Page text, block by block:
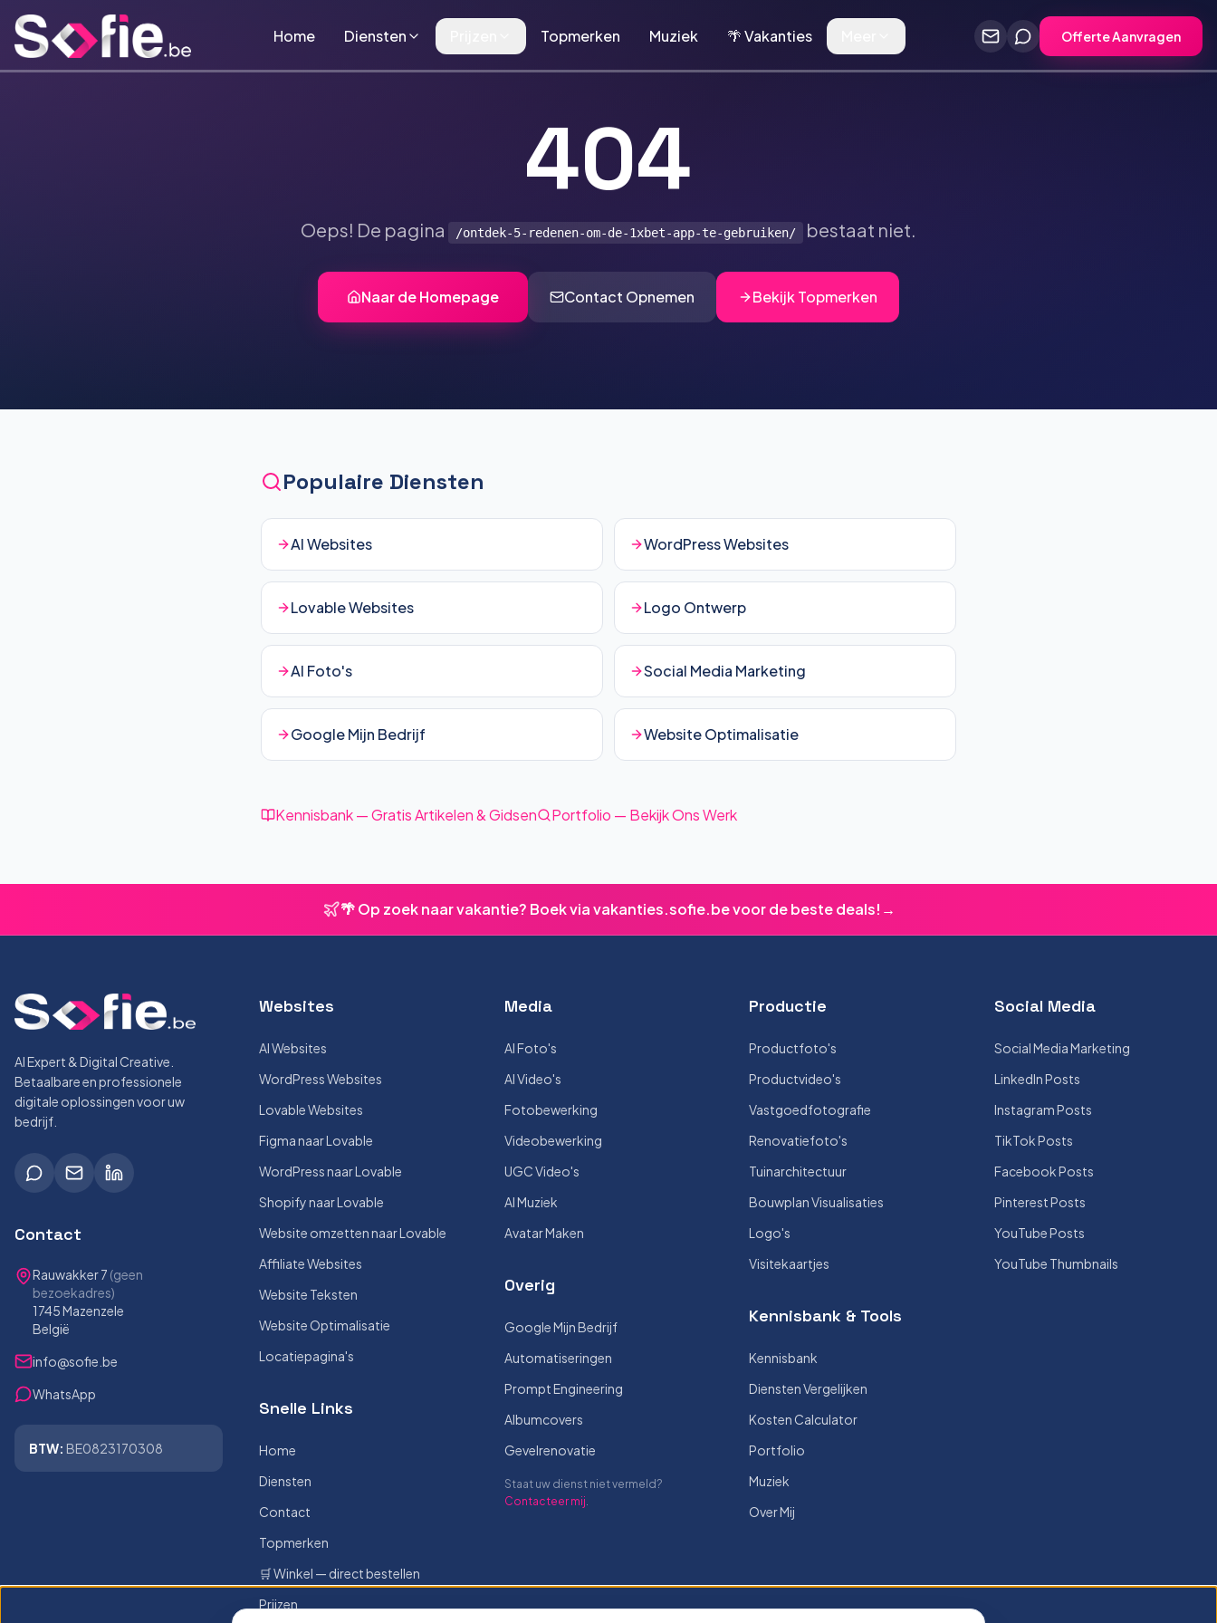
Home
Diensten Topmerken Muziek 🌴 Vakanties Offerte Aanvragen
404
Oeps! De pagina /ontdek-5-redenen-om-de-1xbet-app-te-gebruiken/ bestaat niet.
Naar de Homepage Contact Opnemen Bekijk Topmerken
Populaire Diensten
AI Websites WordPress Websites
Lovable Websites Logo Ontwerp
AI Foto's Social Media Marketing
Google Mijn Bedrijf Website Optimalisatie
Kennisbank — Gratis Artikelen & Gidsen Portfolio — Bekijk Ons Werk
🌴 Op zoek naar vakantie? Boek via vakanties.sofie.be voor de beste deals! →
AI Expert & Digital Creative.
Betaalbare en professionele
digitale oplossingen voor uw
bedrijf.
Contact
Rauwakker 7 (geen
bezoekadres)
1745 Mazenzele
België
info@sofie.be
WhatsApp
BTW: BE0823170308
Websites
AI Websites
WordPress Websites
Lovable Websites
Figma naar Lovable
WordPress naar Lovable
Shopify naar Lovable
Website omzetten naar Lovable
Affiliate Websites
Website Teksten
Website Optimalisatie
Locatiepagina's
Snelle Links
Home
Diensten
Contact
Topmerken
🛒 Winkel — direct bestellen
Prijzen
Media
AI Foto's
AI Video's
Fotobewerking
Videobewerking
UGC Video's
AI Muziek
Avatar Maken
Overig
Google Mijn Bedrijf
Automatiseringen
Prompt Engineering
Albumcovers
Gevelrenovatie
Staat uw dienst niet vermeld?
Contacteer mij.
Productie
Productfoto's
Productvideo's
Vastgoedfotografie
Renovatiefoto's
Tuinarchitectuur
Bouwplan Visualisaties
Logo's
Visitekaartjes
Kennisbank & Tools
Kennisbank
Diensten Vergelijken
Kosten Calculator
Portfolio
Muziek
Over Mij
Social Media
Social Media Marketing
LinkedIn Posts
Instagram Posts
TikTok Posts
Facebook Posts
Pinterest Posts
YouTube Posts
YouTube Thumbnails